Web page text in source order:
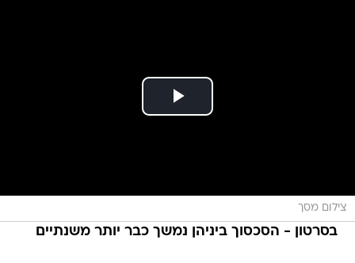
בסרטון - הסכסוך ביניהן נמשך כבר יותר משנתיים
אל תתנו למראה התמים של ברבי להטעות אתכם.